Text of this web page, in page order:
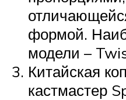
формой.
модели –
Китайская
кастмастер